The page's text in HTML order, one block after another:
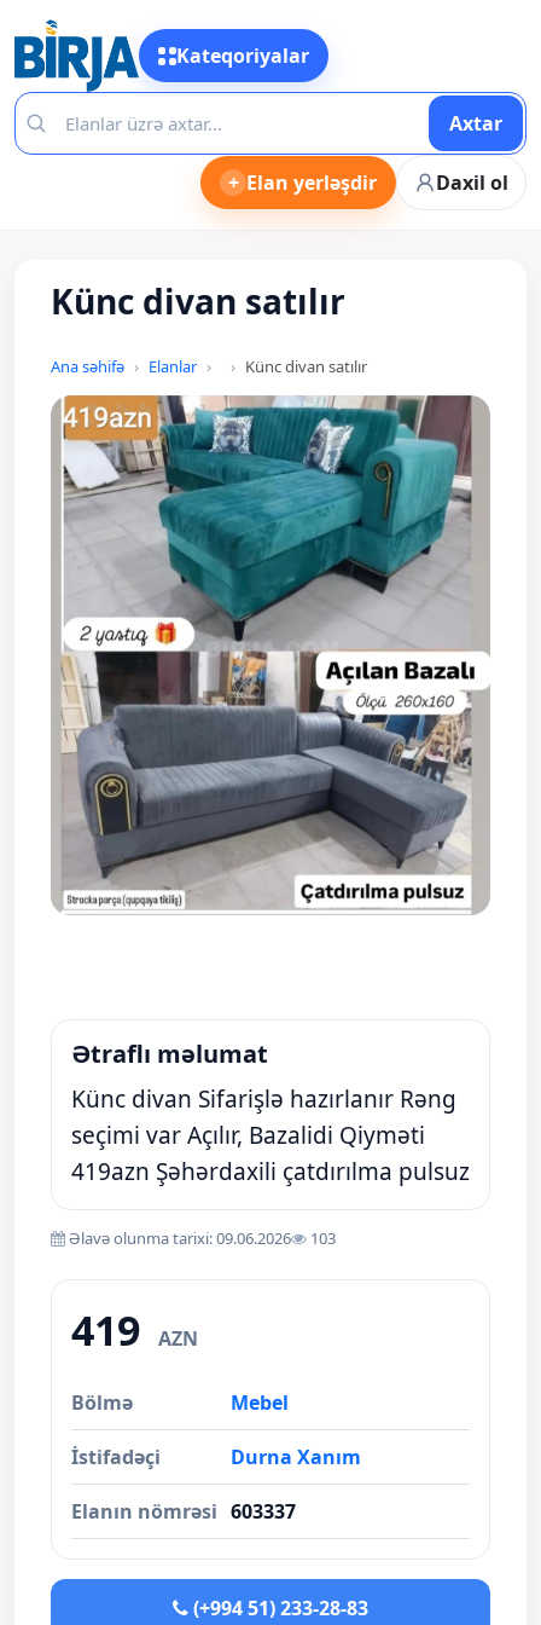
Kateqoriyalar
Axtar
+ Elan yerləşdir Daxil ol
Künc divan satılır
Ana səhifə Elanlar Künc divan satılır
Ətraflı məlumat
Künc divan Sifarişlə hazırlanır Rəng
seçimi var Açılır, Bazalidi Qiyməti
419azn Şəhərdaxili çatdırılma pulsuz
Əlavə olunma tarixi: 09.06.2026 103
419 AZN
Bölmə Mebel
İstifadəçi Durna Xanım
Elanın nömrəsi 603337
(+994 51) 233-28-83